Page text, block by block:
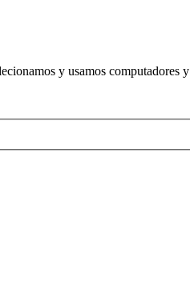
y usamos computadores